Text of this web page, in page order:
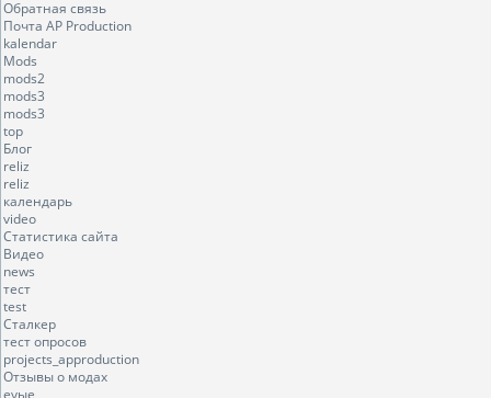
Обратная связь
Почта AP Production
kalendar
Mods
mods2
mods3
mods3
top
Блог
reliz
reliz
календарь
video
Статистика сайта
Видео
news
тест
test
Сталкер
тест опросов
projects_approduction
Отзывы о модах
еуые